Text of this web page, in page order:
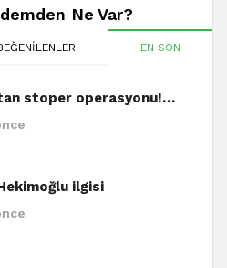
Ne Var?
EN SON
stoper operasyonu!…
ilgisi